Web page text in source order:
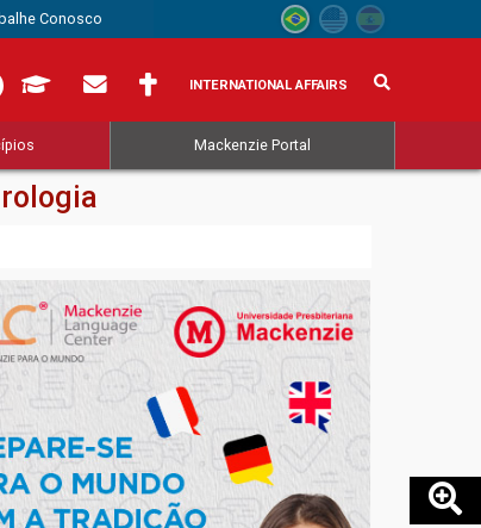
Conosco
INTERNATIONAL AFFAIRS
Mackenzie Portal